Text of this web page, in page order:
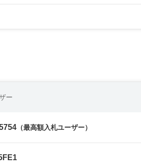
ー
（最高額入札ユーザー）